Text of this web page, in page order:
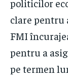
politicilor
clare pentru
FMI
pentru a
pe termen